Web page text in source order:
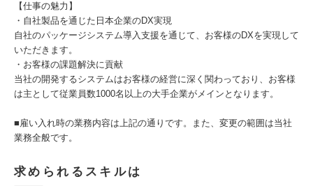
【仕事の魅力】
・自社製品を通じた日本企業のDX実現
自社のパッケージシステム導入支援を通じて、お客様のDXを実現して
いただきます。
・お客様の課題解決に貢献
当社の開発するシステムはお客様の経営に深く関わっており、お客様
は主として従業員数1000名以上の大手企業がメインとなります。
■雇い入れ時の業務内容は上記の通りです。また、変更の範囲は当社
業務全般です。
求められるスキルは